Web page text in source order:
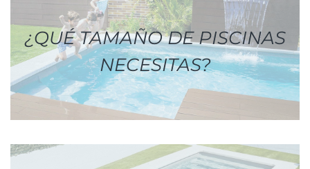
¿QUÉ TAMAÑO DE PISCINAS
NECESITAS?